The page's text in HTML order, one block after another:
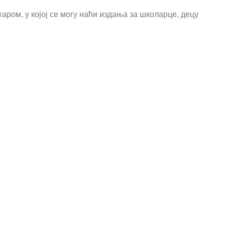
у којој се могу наћи издања за школарце, децу